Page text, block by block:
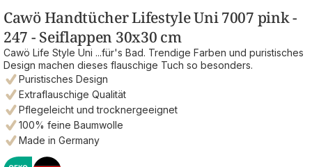
Cawö Handtücher Lifestyle Uni 7007 pink -
247 - Seiflappen 30x30 cm
Cawö Life Style Uni ...für's Bad. Trendige Farben und puristisches
Design machen dieses flauschige Tuch so besonders.
Puristisches Design
Extraflauschige Qualität
Pflegeleicht und trocknergeeignet
100% feine Baumwolle
Made in Germany